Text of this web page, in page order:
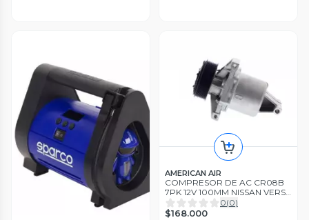
AMERICAN AIR
COMPRESOR DE AC CR08B
7PK 12V 100MM NISSAN VERSA
12-19 (AM)
0(0)
$168.000